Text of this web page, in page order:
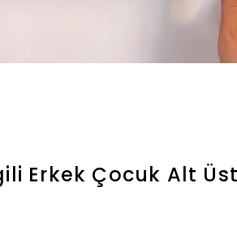
Erkek Çocuk Alt